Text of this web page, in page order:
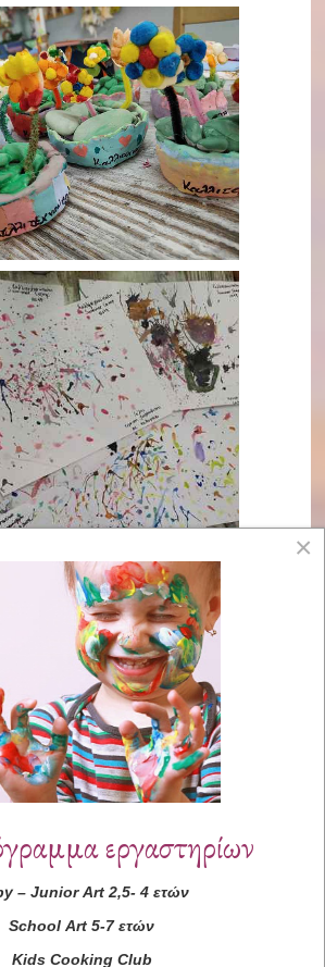
×
εργαστηρίων
– Junior Art2,5- 4 ετών
School Art 5-7 ετών
Kids Cooking Club